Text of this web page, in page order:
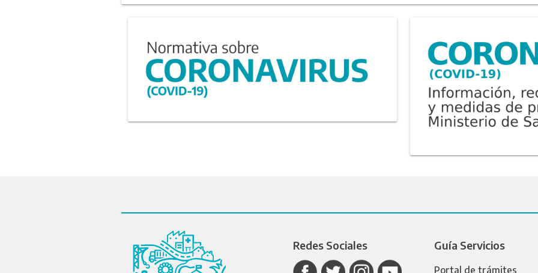
Redes Sociales Guía Servicios
Portal de trámites